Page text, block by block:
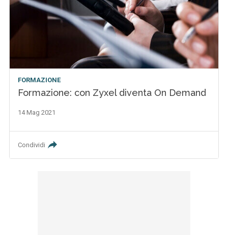
FORMAZIONE
Formazione: con Zyxel diventa On Demand
14 Mag 2021
Condividi